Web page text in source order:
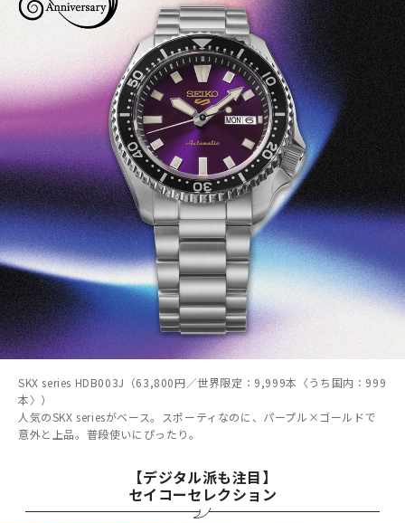
SKX series HDB003J（63,800円／世界限定：9,999本〈うち国内：999
本〉）
人気のSKX seriesがベース。スポーティなのに、パープル×ゴールドで
意外と上品。普段使いにぴったり。
【デジタル派も注目】
セイコーセレクション